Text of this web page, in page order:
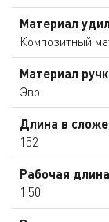
Материал
Композитный
Материал
Эво
Длина в
152
Рабочая
1,50